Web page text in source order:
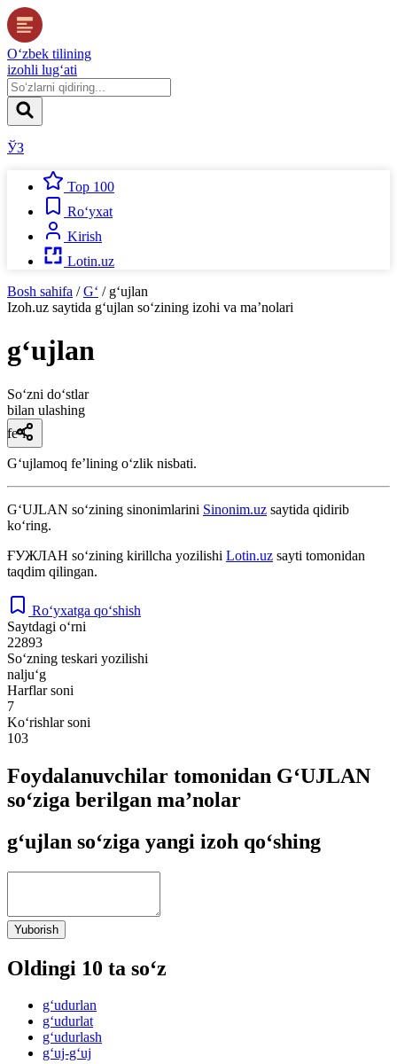
O‘zbek tilining
izohli lug‘ati
ЎЗ
Top 100
Ro‘yxat
Kirish
Lotin.uz
Bosh sahifa / G‘ / g‘ujlan
Izoh.uz saytida g‘ujlan so‘zining izohi va ma’nolari
g‘ujlan
So‘zni do‘stlar
bilan ulashing
fe’l
Gʻujlamoq feʼlining oʻzlik nisbati.
G‘UJLAN so‘zining sinonimlarini Sinonim.uz saytida qidirib
ko‘ring.
ҒУЖЛАН so‘zining kirillcha yozilishi Lotin.uz sayti tomonidan
taqdim qilingan.
Ro‘yxatga qo‘shish
Saytdagi o‘rni
22893
So‘zning teskari yozilishi
nalju‘g
Harflar soni
7
Ko‘rishlar soni
103
Foydalanuvchilar tomonidan G‘UJLAN
so‘ziga berilgan ma’nolar
g‘ujlan so‘ziga yangi izoh qo‘shing
Yuborish
Oldingi 10 ta so‘z
g‘udurlan
g‘udurlat
g‘udurlash
g‘uj-g‘uj